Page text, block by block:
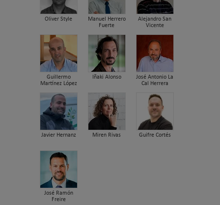
Oliver Style
Manuel Herrero
Fuerte
Alejandro San
Vicente
Guillermo
Martínez López
Iñaki Alonso
José Antonio La
Cal Herrera
Javier Hernanz Miren Rivas Guifre Cortés
José Ramón
Freire